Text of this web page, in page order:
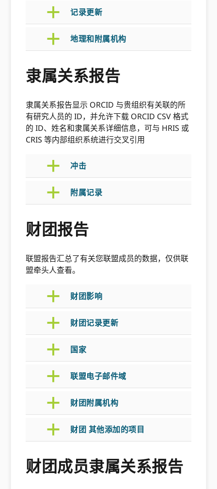
a 记录更新
a 地理和附属机构
隶属关系报告
隶属关系报告显示 ORCID 与贵组织有关联的所
有研究人员的 ID，并允许下载 ORCID CSV 格式
的 ID、姓名和隶属关系详细信息，可与 HRIS 或
CRIS 等内部组织系统进行交叉引用
a 冲击
a 附属记录
财团报告
联盟报告汇总了有关您联盟成员的数据，仅供联
盟牵头人查看。
a 财团影响
a 财团记录更新
a 国家
a 联盟电子邮件域
a 财团附属机构
a 财团 其他添加的项目
财团成员隶属关系报告